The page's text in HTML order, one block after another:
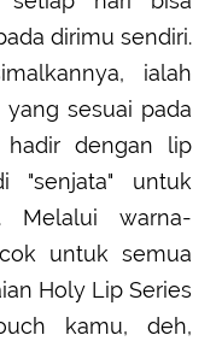
dirimu sendiri.
ialah
sesuai pada
hadir dengan lip
"senjata" untuk
Melalui warna-
untuk semua
Holy Lip Series
kamu, deh,